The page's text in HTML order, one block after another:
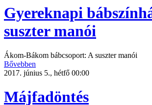
Gyereknapi
suszter manói
Ákom-Bákom bábcsoport: A suszter manói
Bővebben
2017. június 5., hétfő 00:00
Májfadöntés